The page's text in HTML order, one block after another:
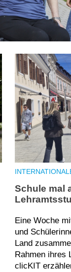
Schule mal
Eine Woche
und
Land
Rahmen ihres
clicKIT